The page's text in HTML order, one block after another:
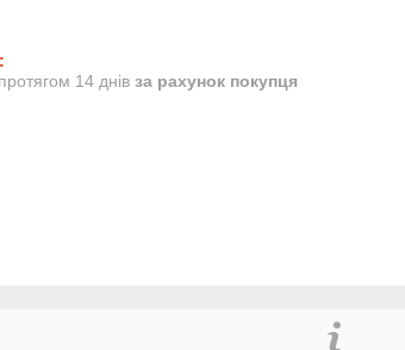
14 днів за рахунок покупця